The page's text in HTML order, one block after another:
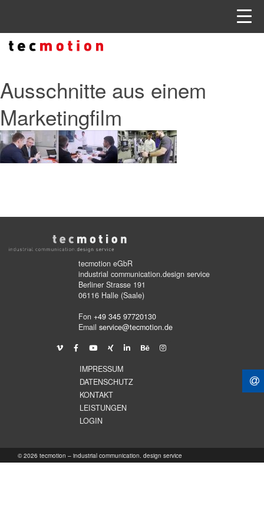
Ausschnitte aus einem
Marketingfilm
tecmotion eGbR
industrial communication.design service
Berliner Strasse 191
06116 Halle (Saale)
Fon +49 345 97720130
Email service@tecmotion.de
IMPRESSUM
DATENSCHUTZ
KONTAKT
LEISTUNGEN
LOGIN
© 2026 tecmotion – industrial communication. design service